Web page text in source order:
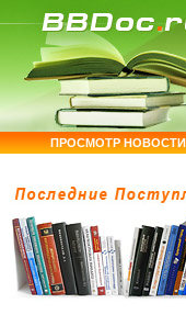
ПРОСМОТР НОВОСТИ